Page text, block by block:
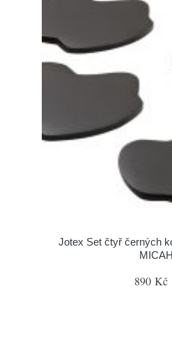
Jotex Set čtyř černých
MICAH
890 Kč